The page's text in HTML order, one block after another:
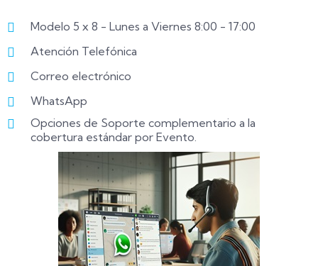
Modelo 5 x 8 - Lunes a Viernes 8:00 - 17:00
Atención Telefónica
Correo electrónico
WhatsApp
Opciones de Soporte complementario a la
cobertura estándar por Evento.